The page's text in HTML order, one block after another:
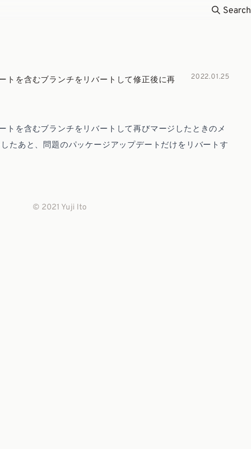
Search
トを含むブランチをリバートして修正後に再
2022.01.25
トを含むブランチをリバートして再びマージしたときのメ
たあと、問題のパッケージアップデートだけをリバートす
© 2021 Yuji Ito